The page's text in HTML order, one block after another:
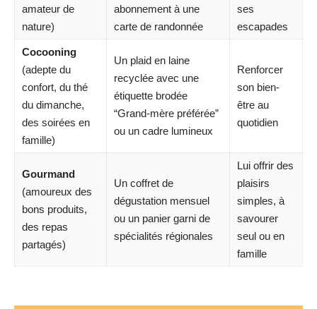
amateur de
nature)
abonnement à une
carte de randonnée
ses
escapades
Cocooning
(adepte du
confort, du thé
du dimanche,
des soirées en
famille)
Un plaid en laine
recyclée avec une
étiquette brodée
“Grand-mère préférée”
ou un cadre lumineux
Renforcer
son bien-
être au
quotidien
Gourmand
(amoureux des
bons produits,
des repas
partagés)
Un coffret de
dégustation mensuel
ou un panier garni de
spécialités régionales
Lui offrir des
plaisirs
simples, à
savourer
seul ou en
famille